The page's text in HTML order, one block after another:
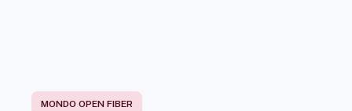
MONDO OPEN FIBER